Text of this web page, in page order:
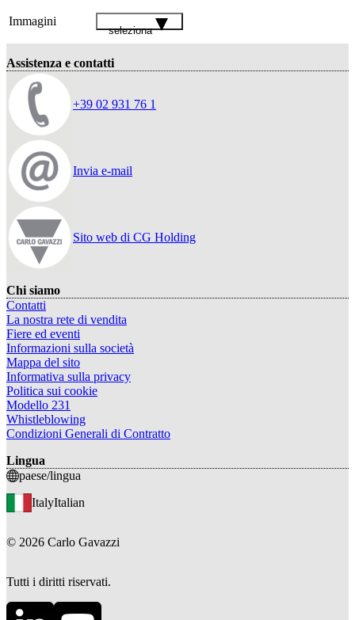
Immagini
seleziona
Assistenza e contatti
+39 02 931 76 1
Invia e-mail
Sito web di CG Holding
Chi siamo
Contatti
La nostra rete di vendita
Fiere ed eventi
Informazioni sulla società
Mappa del sito
Informativa sulla privacy
Politica sui cookie
Modello 231
Whistleblowing
Condizioni Generali di Contratto
Lingua
paese/lingua
ItalyItalian
© 2026 Carlo Gavazzi
Tutti i diritti riservati.